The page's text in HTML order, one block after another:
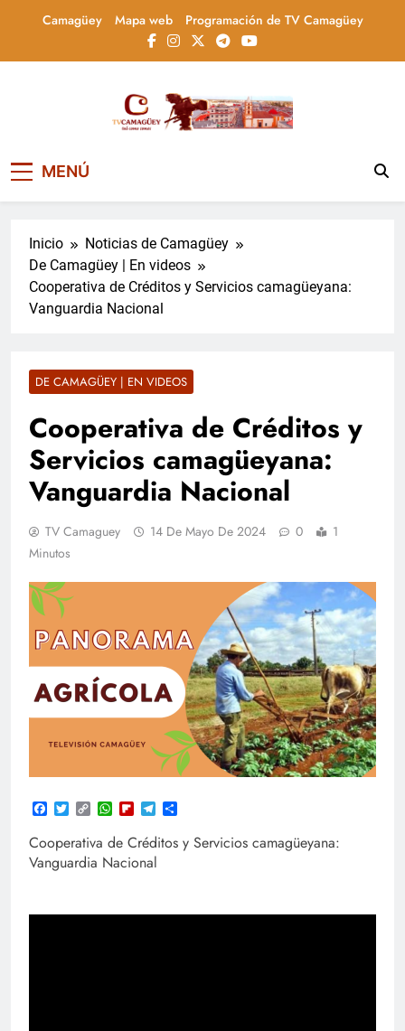
Camagüey Mapa web Programación de TV Camagüey
Televisión Camagüey,
Cuba
informa, educa y entretiene con contenidos
la actualidad nacional
MENÚ
Inicio
Noticias de Camagüey
De Camagüey | En videos
Cooperativa de Créditos y Servicios camagüeyana:
Vanguardia Nacional
DE CAMAGÜEY | EN VIDEOS
Cooperativa de Créditos y
Servicios camagüeyana:
Vanguardia Nacional
TV Camaguey 14 De Mayo De 2024 0
1
Minutos
Facebook
TwitterCopy
Link
WhatsApp
FlipboardTelegram
Cooperativa de Créditos y Servicios camagüeyana:
Vanguardia Nacional